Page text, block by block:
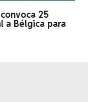
25
a Bélgica para